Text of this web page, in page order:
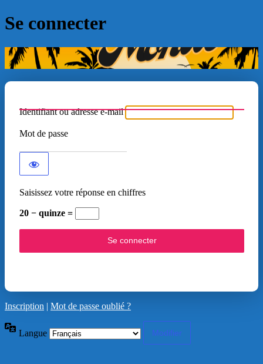
Se connecter
Identifiant ou adresse e-mail
Mot de passe
Saisissez votre réponse en chiffres
20 − quinze =
Inscription | Mot de passe oublié ?
Langue